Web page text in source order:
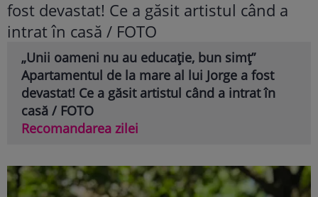
„Unii oameni nu au educație, bun simț”
Apartamentul de la mare al lui Jorge a fost
devastat! Ce a găsit artistul când a intrat în
casă / FOTO
Recomandarea zilei